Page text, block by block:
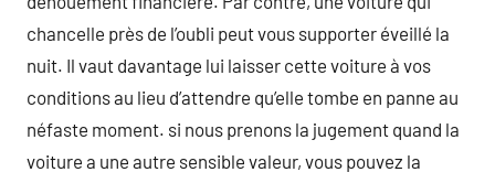
chancelle près de l’oubli peut vous supporter éveillé la
nuit. Il vaut davantage lui laisser cette voiture à vos
conditions au lieu d’attendre qu’elle tombe en panne au
néfaste moment. si nous prenons la jugement quand la
voiture a une autre sensible valeur, vous pouvez la